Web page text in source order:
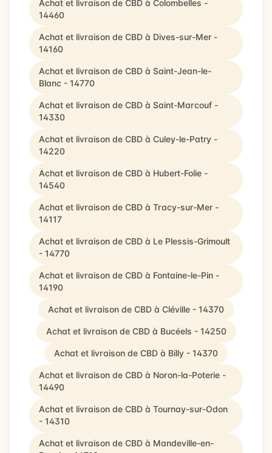
Achat et livraison de CBD à Colombelles -
14460
Achat et livraison de CBD à Dives-sur-Mer -
14160
Achat et livraison de CBD à Saint-Jean-le-
Blanc - 14770
Achat et livraison de CBD à Saint-Marcouf -
14330
Achat et livraison de CBD à Culey-le-Patry -
14220
Achat et livraison de CBD à Hubert-Folie -
14540
Achat et livraison de CBD à Tracy-sur-Mer -
14117
Achat et livraison de CBD à Le Plessis-Grimoult
- 14770
Achat et livraison de CBD à Fontaine-le-Pin -
14190
Achat et livraison de CBD à Cléville - 14370
Achat et livraison de CBD à Bucéels - 14250
Achat et livraison de CBD à Billy - 14370
Achat et livraison de CBD à Noron-la-Poterie -
14490
Achat et livraison de CBD à Tournay-sur-Odon
- 14310
Achat et livraison de CBD à Mandeville-en-